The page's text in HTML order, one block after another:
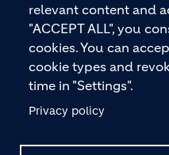
relevant content and
"ACCEPT ALL", you
cookies. You can
cookie types and
time in "Settings".
Privacy policy
KONTAKTIEREN SIE